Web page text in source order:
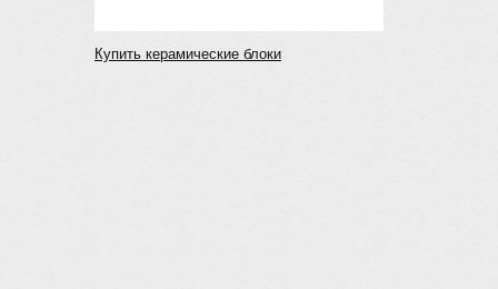
Купить керамические блоки